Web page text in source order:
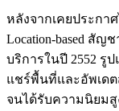
หลังจากเคยประกา
Location-based สัญ
บริการในปี 2552 รู
แชร์พื้นที่และอัพเดต
จนได้รับความนิยมสู